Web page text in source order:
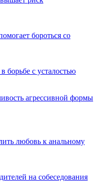
бороться со
борьбе с усталостью
агрессивной формы
любовь к анальному
на собеседования